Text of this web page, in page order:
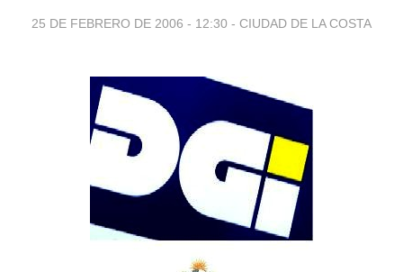
25 DE FEBRERO DE 2006 - 12:30 - CIUDAD DE LA COSTA